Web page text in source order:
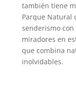
también tiene
Parque Natural
senderismo
miradores en
que combina
inolvidables.